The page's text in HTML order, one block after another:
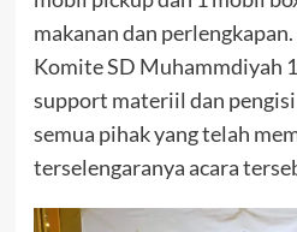
makanan dan perlengkapan.
Komite SD Muhammdiyah
support materiil dan pengisi
semua pihak yang telah
terselengaranya acara